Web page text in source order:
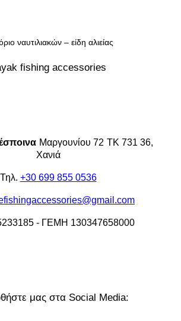
ναυτιλιακών – είδη αλιείας
fishing accessories
Μαργουνίου 72 ΤΚ 731 36,
Χανιά
Τηλ. +30 699 855 0536
- ΓΕΜΗ 130347658000
μας στα Social Media: